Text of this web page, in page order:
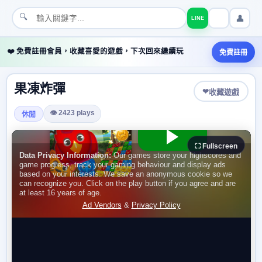
🔍 LINE 👤
❤️ 免費註冊會員，收藏喜愛的遊戲，下次回來繼續玩 免費註冊
果凍炸彈 ❤收藏遊戲
休閒 👁 2423 plays
⛶ Fullscreen